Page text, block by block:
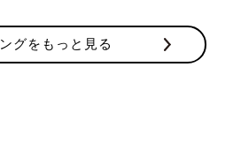
グをもっと見る